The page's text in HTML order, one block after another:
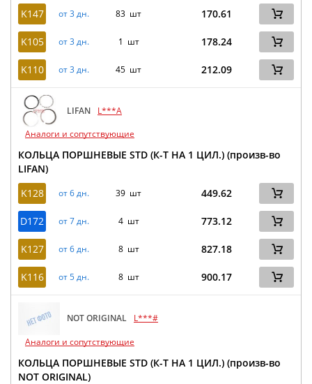
K147 от 3 дн. 83 шт 170.61
K105 от 3 дн. 1 шт 178.24
K110 от 3 дн. 45 шт 212.09
LIFAN
L***A
Аналоги и сопутствующие
КОЛЬЦА ПОРШНЕВЫЕ STD (К-Т НА 1 ЦИЛ.) (произв-во
LIFAN)
K128
от 6 дн. 39 шт 449.62
D172 от 7 дн. 4 шт 773.12
K127 от 6 дн. 8 шт 827.18
K116 от 5 дн. 8 шт 900.17
NOT ORIGINAL
L***#
Аналоги и сопутствующие
КОЛЬЦА ПОРШНЕВЫЕ STD (К-Т НА 1 ЦИЛ.) (произв-во
NOT ORIGINAL)